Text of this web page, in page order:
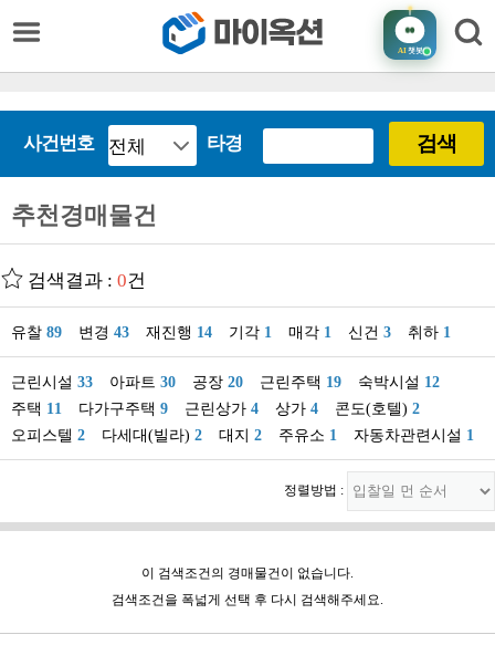
AI챗봇
사건번호 타경 검색
추천경매물건
검색결과 : 0건
유찰 89 변경 43 재진행 14 기각 1 매각 1 신건 3 취하 1
근린시설 33 아파트 30 공장 20 근린주택 19 숙박시설 12
주택 11 다가구주택 9 근린상가 4 상가 4 콘도(호텔) 2
오피스텔 2 다세대(빌라) 2 대지 2 주유소 1 자동차관련시설 1
정렬방법 :
이 검색조건의 경매물건이 없습니다.
검색조건을 폭넓게 선택 후 다시 검색해주세요.